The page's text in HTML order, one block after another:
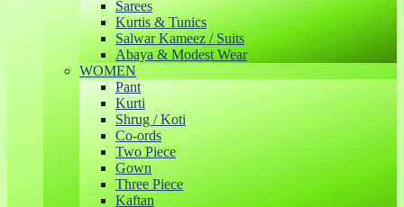
Sarees
Kurtis & Tunics
Salwar Kameez / Suits
Abaya & Modest Wear
WOMEN
Pant
Kurti
Shrug / Koti
Co-ords
Two Piece
Gown
Three Piece
Kaftan